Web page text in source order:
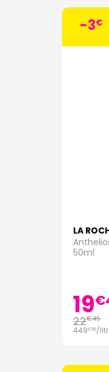
-3€
LA
50ml
19€
22€45
449€00/